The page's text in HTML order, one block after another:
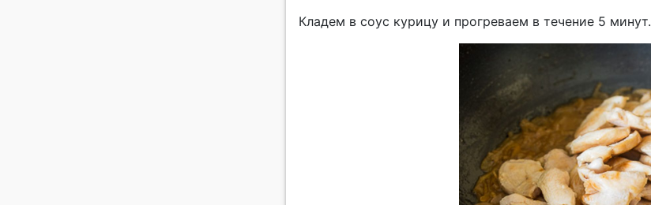
Кладем в соус курицу и прогреваем в течение 5 минут.